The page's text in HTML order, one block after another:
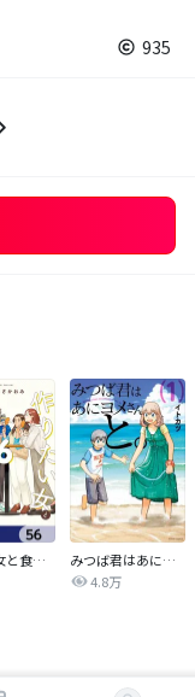
935
作りたい女と食べたい女【分冊版】
みつば君はあにヨメさんと。
4.8万